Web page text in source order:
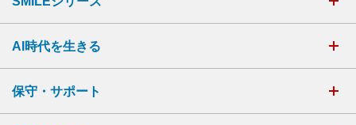
AI時代を生きる
保守・サポート